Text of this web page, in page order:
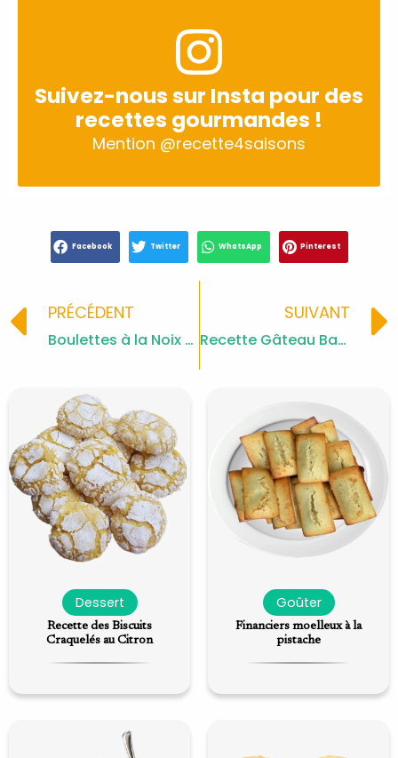
Suivez-nous sur Insta pour des
recettes gourmandes !
Mention @recette4saisons
Facebook Twitter WhatsApp Pinterest
Prev
PRÉCÉDENT
Boulettes à la Noix de Coco et Chocolat Blanc
SUIVANT
Recette Gâteau Basque à la Crème Pâtissière
Dessert
Recette des Biscuits
Craquelés au Citron
Goûter
Financiers moelleux à la
pistache